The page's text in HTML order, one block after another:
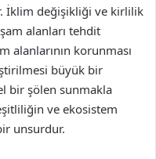
İklim değişikliği ve kirlilik
alanları tehdit
alanlarının korunması
büyük bir
bir şölen sunmakla
ve ekosistem
unsurdur.